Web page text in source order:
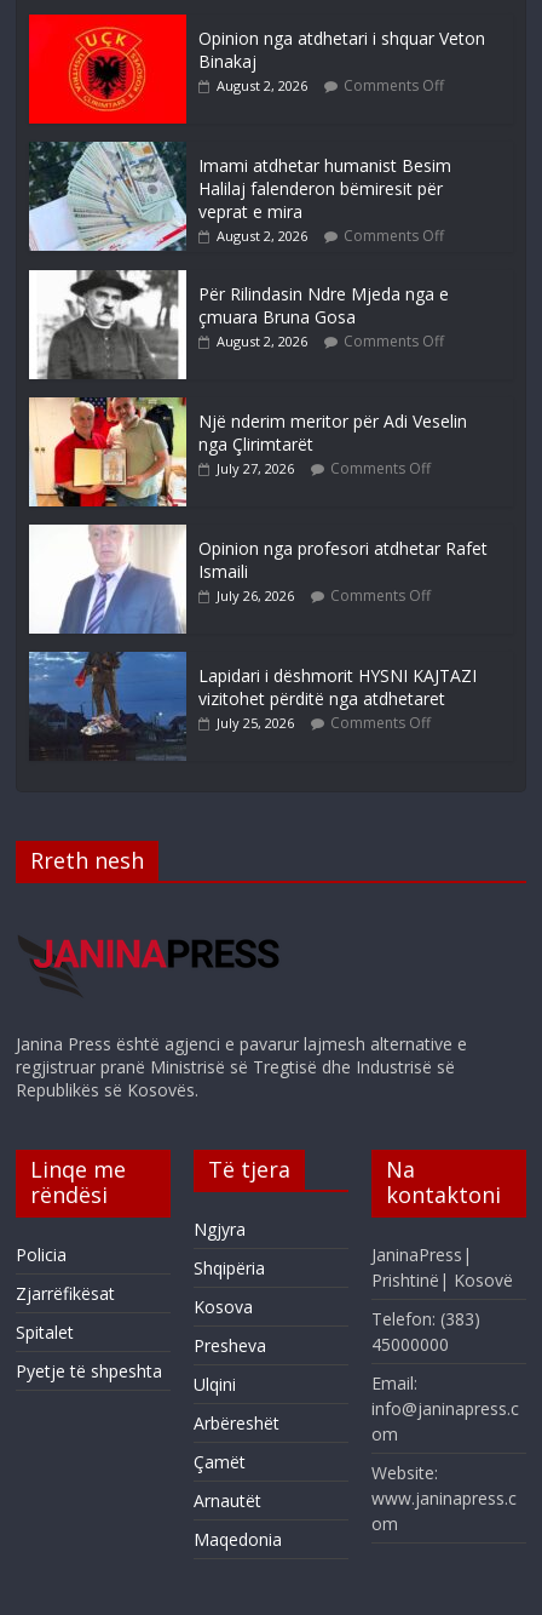
Opinion nga atdhetari i shquar Veton
Binakaj
August 2, 2026 Comments Off
Imami atdhetar humanist Besim
Halilaj falenderon bëmiresit për
veprat e mira
August 2, 2026 Comments Off
Për Rilindasin Ndre Mjeda nga e
çmuara Bruna Gosa
August 2, 2026 Comments Off
Një nderim meritor për Adi Veselin
nga Çlirimtarët
July 27, 2026 Comments Off
Opinion nga profesori atdhetar Rafet
Ismaili
July 26, 2026 Comments Off
Lapidari i dëshmorit HYSNI KAJTAZI
vizitohet përditë nga atdhetaret
July 25, 2026 Comments Off
Rreth nesh
Janina Press është agjenci e pavarur lajmesh alternative e
regjistruar pranë Ministrisë së Tregtisë dhe Industrisë së
Republikës së Kosovës.
Linqe me
rëndësi
Policia
Zjarrëfikësat
Spitalet
Pyetje të shpeshta
Të tjera
Ngjyra
Shqipëria
Kosova
Presheva
Ulqini
Arbëreshët
Çamët
Arnautët
Maqedonia
Na
kontaktoni
JaninaPress|
Prishtinë| Kosovë
Telefon: (383)
45000000
Email:
info@janinapress.c
om
Website:
www.janinapress.c
om